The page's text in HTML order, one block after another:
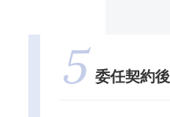
委任契約後